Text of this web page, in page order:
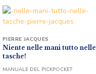
Niente nelle mani tutto nelle
tasche!
PIERRE JACQUES
MANUALE DEL PICKPOCKET